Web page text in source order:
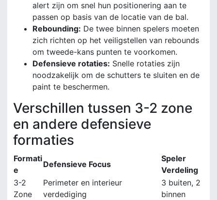
alert zijn om snel hun positionering aan te
passen op basis van de locatie van de bal.
Rebounding: De twee binnen spelers moeten
zich richten op het veiligstellen van rebounds
om tweede-kans punten te voorkomen.
Defensieve rotaties: Snelle rotaties zijn
noodzakelijk om de schutters te sluiten en de
paint te beschermen.
Verschillen tussen 3-2 zone
en andere defensieve
formaties
Formati
e
Defensieve Focus
Speler
Verdeling
3-2
Zone
Perimeter en interieur
verdediging
3 buiten, 2
binnen